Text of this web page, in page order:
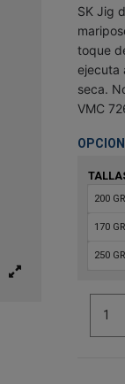
SK Jig
toque
ejecuta
seca.
VMC
200
170
250